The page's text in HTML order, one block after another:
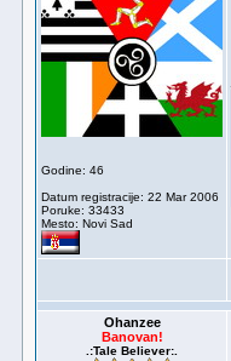
Godine: 46
Datum registracije: 22 Mar 2006
Poruke: 33433
Mesto: Novi Sad
Ohanzee
Banovan!
.:Tale Believer:.